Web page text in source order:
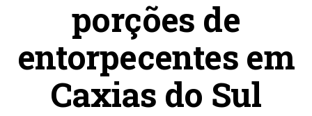
porções de
entorpecentes em
Caxias do Sul